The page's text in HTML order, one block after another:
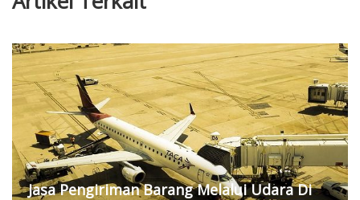
Jasa Pengiriman Barang Melalui Udara Di